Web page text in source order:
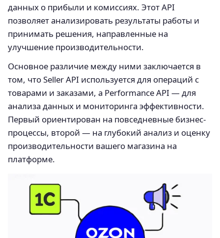
данных о прибыли и комиссиях. Этот API
позволяет анализировать результаты работы и
принимать решения, направленные на
улучшение производительности.
Основное различие между ними заключается в
том, что Seller API используется для операций с
товарами и заказами, а Performance API — для
анализа данных и мониторинга эффективности.
Первый ориентирован на повседневные бизнес-
процессы, второй — на глубокий анализ и оценку
производительности вашего магазина на
платформе.